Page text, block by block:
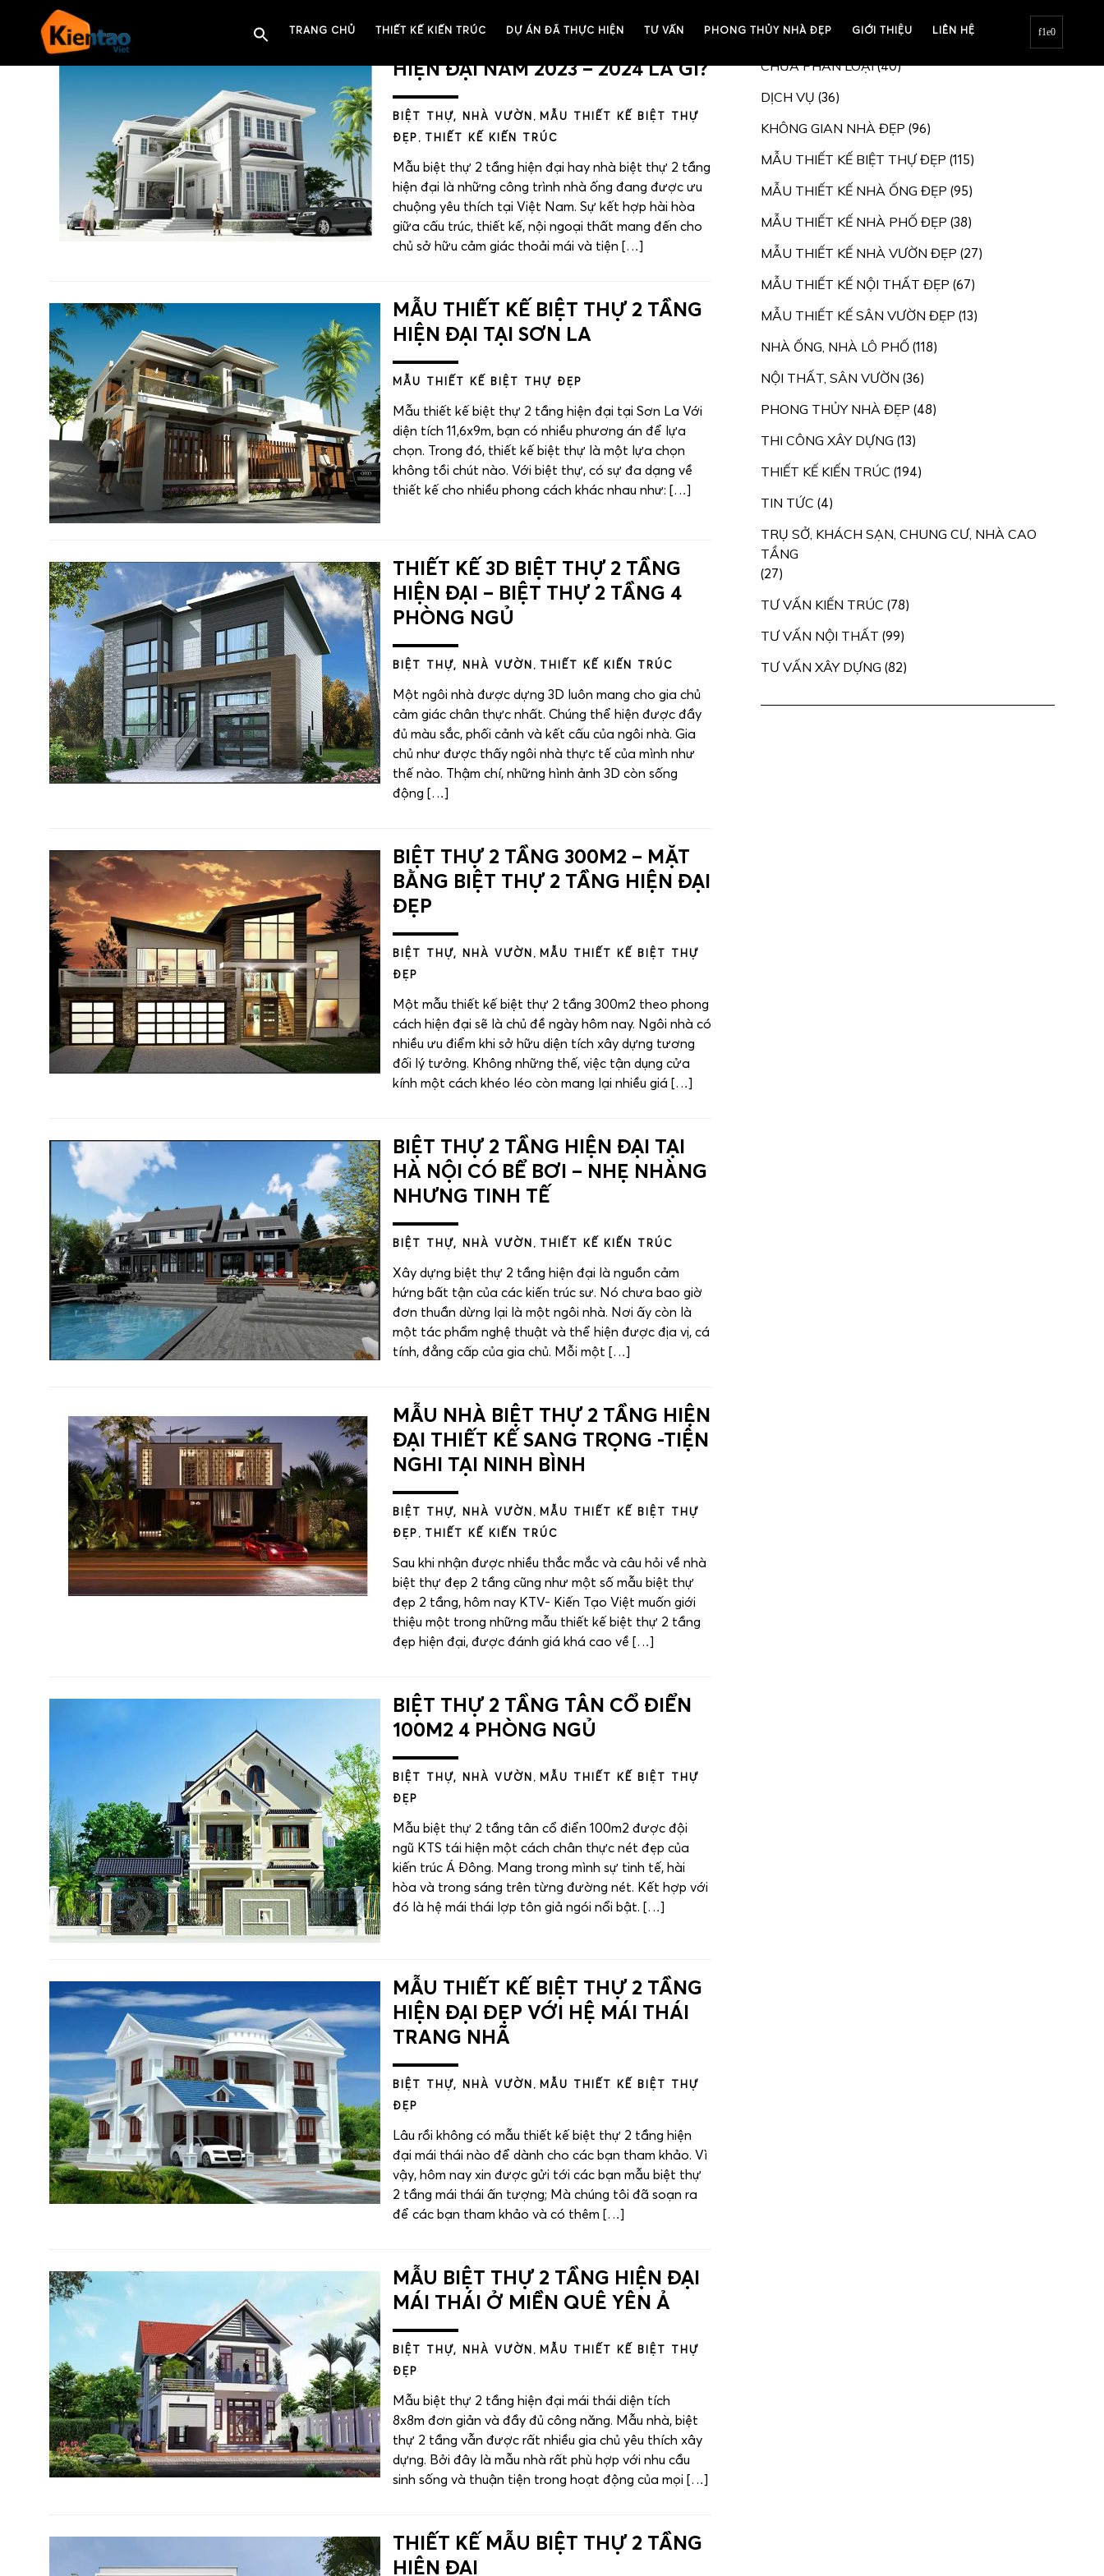
TRANG CHỦ THIẾT KẾ KIẾN TRÚC DỰ ÁN ĐÃ THỰC HIỆN TƯ VẤN PHONG THỦY NHÀ ĐẸP GIỚI THIỆU LIÊN HỆ
HIỆN ĐẠI NĂM 2023 – 2024 LÀ GÌ?
BIỆT THỰ, NHÀ VƯỜN , MẪU THIẾT KẾ BIỆT THỰ
ĐẸP , THIẾT KẾ KIẾN TRÚC
Mẫu biệt thự 2 tầng hiện đại hay nhà biệt thự 2 tầng
hiện đại là những công trình nhà ống đang được ưu
chuộng yêu thích tại Việt Nam. Sự kết hợp hài hòa
giữa cấu trúc, thiết kế, nội ngoại thất mang đến cho
chủ sở hữu cảm giác thoải mái và tiện […]
MẪU THIẾT KẾ BIỆT THỰ 2 TẦNG
HIỆN ĐẠI TẠI SƠN LA
MẪU THIẾT KẾ BIỆT THỰ ĐẸP
Mẫu thiết kế biệt thự 2 tầng hiện đại tại Sơn La Với
diện tích 11,6x9m, bạn có nhiều phương án để lựa
chọn. Trong đó, thiết kế biệt thự là một lựa chọn
không tồi chút nào. Với biệt thự, có sự đa dạng về
thiết kế cho nhiều phong cách khác nhau như: […]
THIẾT KẾ 3D BIỆT THỰ 2 TẦNG
HIỆN ĐẠI – BIỆT THỰ 2 TẦNG 4
PHÒNG NGỦ
BIỆT THỰ, NHÀ VƯỜN , THIẾT KẾ KIẾN TRÚC
Một ngôi nhà được dựng 3D luôn mang cho gia chủ
cảm giác chân thực nhất. Chúng thể hiện được đầy
đủ màu sắc, phối cảnh và kết cấu của ngôi nhà. Gia
chủ như được thấy ngôi nhà thực tế của mình như
thế nào. Thậm chí, những hình ảnh 3D còn sống
động […]
BIỆT THỰ 2 TẦNG 300M2 – MẶT
BẰNG BIỆT THỰ 2 TẦNG HIỆN ĐẠI
ĐẸP
BIỆT THỰ, NHÀ VƯỜN , MẪU THIẾT KẾ BIỆT THỰ
ĐẸP
Một mẫu thiết kế biệt thự 2 tầng 300m2 theo phong
cách hiện đại sẽ là chủ đề ngày hôm nay. Ngôi nhà có
nhiều ưu điểm khi sở hữu diện tích xây dựng tương
đối lý tưởng. Không những thế, việc tận dụng cửa
kính một cách khéo léo còn mang lại nhiều giá […]
BIỆT THỰ 2 TẦNG HIỆN ĐẠI TẠI
HÀ NỘI CÓ BỂ BƠI – NHẸ NHÀNG
NHƯNG TINH TẾ
BIỆT THỰ, NHÀ VƯỜN , THIẾT KẾ KIẾN TRÚC
Xây dựng biệt thự 2 tầng hiện đại là nguồn cảm
hứng bất tận của các kiến trúc sư. Nó chưa bao giờ
đơn thuần dừng lại là một ngôi nhà. Nơi ấy còn là
một tác phẩm nghệ thuật và thể hiện được địa vị, cá
tính, đẳng cấp của gia chủ. Mỗi một […]
MẪU NHÀ BIỆT THỰ 2 TẦNG HIỆN
ĐẠI THIẾT KẾ SANG TRỌNG -TIỆN
NGHI TẠI NINH BÌNH
BIỆT THỰ, NHÀ VƯỜN , MẪU THIẾT KẾ BIỆT THỰ
ĐẸP , THIẾT KẾ KIẾN TRÚC
Sau khi nhận được nhiều thắc mắc và câu hỏi về nhà
biệt thự đẹp 2 tầng cũng như một số mẫu biệt thự
đẹp 2 tầng, hôm nay KTV- Kiến Tạo Việt muốn giới
thiệu một trong những mẫu thiết kế biệt thự 2 tầng
đẹp hiện đại, được đánh giá khá cao về […]
BIỆT THỰ 2 TẦNG TÂN CỔ ĐIỂN
100M2 4 PHÒNG NGỦ
BIỆT THỰ, NHÀ VƯỜN , MẪU THIẾT KẾ BIỆT THỰ
ĐẸP
Mẫu biệt thự 2 tầng tân cổ điển 100m2 được đội
ngũ KTS tái hiện một cách chân thực nét đẹp của
kiến trúc Á Đông. Mang trong mình sự tinh tế, hài
hòa và trong sáng trên từng đường nét. Kết hợp với
đó là hệ mái thái lợp tôn giả ngói nổi bật. […]
MẪU THIẾT KẾ BIỆT THỰ 2 TẦNG
HIỆN ĐẠI ĐẸP VỚI HỆ MÁI THÁI
TRANG NHÃ
BIỆT THỰ, NHÀ VƯỜN , MẪU THIẾT KẾ BIỆT THỰ
ĐẸP
Lâu rồi không có mẫu thiết kế biệt thự 2 tầng hiện
đại mái thái nào để dành cho các bạn tham khảo. Vì
vậy, hôm nay xin được gửi tới các bạn mẫu biệt thự
2 tầng mái thái ấn tượng; Mà chúng tôi đã soạn ra
để các bạn tham khảo và có thêm […]
MẪU BIỆT THỰ 2 TẦNG HIỆN ĐẠI
MÁI THÁI Ở MIỀN QUÊ YÊN Ả
BIỆT THỰ, NHÀ VƯỜN , MẪU THIẾT KẾ BIỆT THỰ
ĐẸP
Mẫu biệt thự 2 tầng hiện đại mái thái diện tích
8x8m đơn giản và đầy đủ công năng. Mẫu nhà, biệt
thự 2 tầng vẫn được rất nhiều gia chủ yêu thích xây
dựng. Bởi đây là mẫu nhà rất phù hợp với nhu cầu
sinh sống và thuận tiện trong hoạt động của mọi […]
THIẾT KẾ MẪU BIỆT THỰ 2 TẦNG
HIỆN ĐẠI
BIỆT THỰ, NHÀ VƯỜN(207)
CHƯA PHÂN LOẠI(40)
DỊCH VỤ (36)
KHÔNG GIAN NHÀ ĐẸP (96)
MẪU THIẾT KẾ BIỆT THỰ ĐẸP (115)
MẪU THIẾT KẾ NHÀ ỐNG ĐẸP (95)
MẪU THIẾT KẾ NHÀ PHỐ ĐẸP (38)
MẪU THIẾT KẾ NHÀ VƯỜN ĐẸP (27)
MẪU THIẾT KẾ NỘI THẤT ĐẸP (67)
MẪU THIẾT KẾ SÂN VƯỜN ĐẸP (13)
NHÀ ỐNG, NHÀ LÔ PHỐ (118)
NỘI THẤT, SÂN VƯỜN (36)
PHONG THỦY NHÀ ĐẸP (48)
THI CÔNG XÂY DỰNG (13)
THIẾT KẾ KIẾN TRÚC (194)
TIN TỨC (4)
TRỤ SỞ, KHÁCH SẠN, CHUNG CƯ, NHÀ CAO
TẦNG
(27)
TƯ VẤN KIẾN TRÚC (78)
TƯ VẤN NỘI THẤT (99)
TƯ VẤN XÂY DỰNG (82)
VĂN PHÒNG THIẾT KẾ KIẾN TRÚC KIẾN
TẠO VIỆT
SỐ ĐIỆN THOẠI